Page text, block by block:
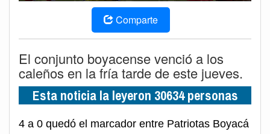
Comparte
El conjunto boyacense venció a los
caleños en la fría tarde de este jueves.
Esta noticia la leyeron 30634 personas
4 a 0 quedó el marcador entre Patriotas Boyacá